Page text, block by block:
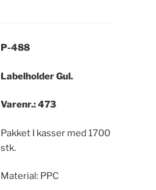
P-488
Labelholder Gul.
Varenr.: 473
Pakket I kasser med 1700
stk.
Material: PPC